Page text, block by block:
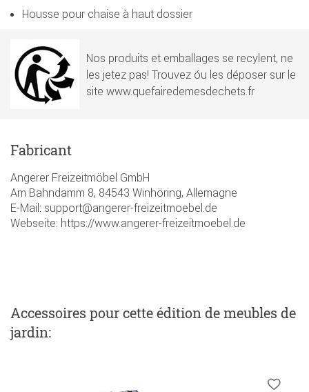
Housse pour chaise à haut dossier
Nos produits et emballages se recylent, ne
les jetez pas! Trouvez óu les déposer sur le
site www.quefairedemesdechets.fr
Fabricant
Angerer Freizeitmöbel GmbH
Am Bahndamm 8, 84543 Winhöring, Allemagne
E-Mail: support@angerer-freizeitmoebel.de
Webseite: https://www.angerer-freizeitmoebel.de
Accessoires pour cette édition de meubles de
jardin: